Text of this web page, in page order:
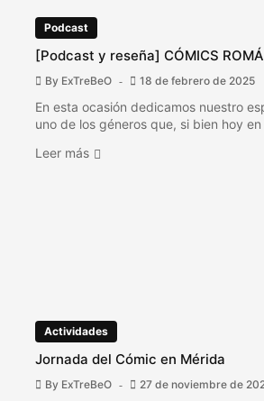
Podcast
[Podcast y reseña] CÓMICS
By ExTreBeO 18 de febrero de 2025
En esta ocasión dedicamos nuestro
uno de los géneros que, si bien hoy
Leer más
Actividades
Jornada del Cómic en Mérida
By ExTreBeO 27 de noviembre de